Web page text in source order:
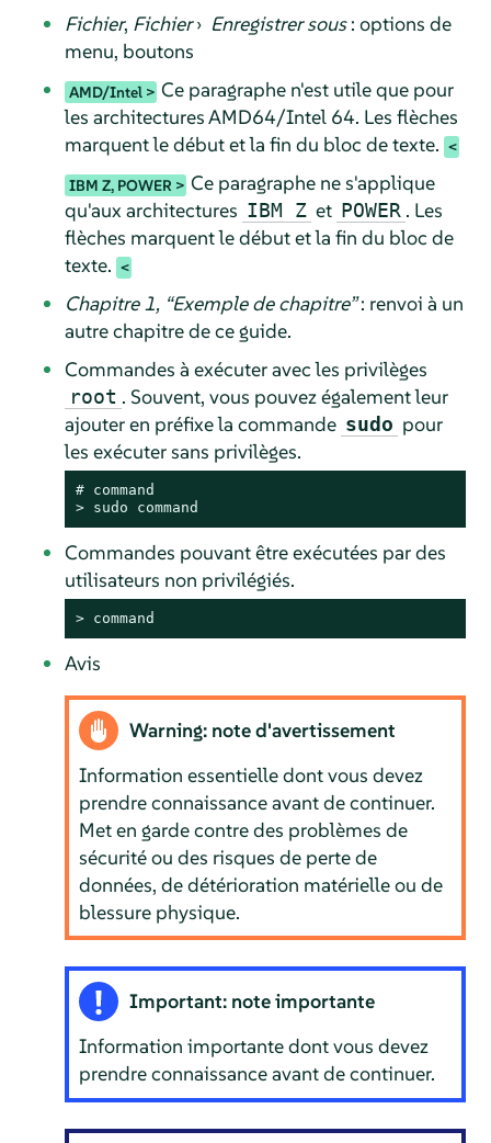
Fichier, Fichier› Enregistrer sous: options de
menu, boutons
AMD/Intel
Ce paragraphe n'est utile que pour
les architectures AMD64/Intel 64. Les flèches
marquent le début et la fin du bloc de texte.
IBM Z, POWER
Ce paragraphe ne s'applique
qu'aux architectures IBM Z et POWER . Les
flèches marquent le début et la fin du bloc de
texte.
Chapitre 1, “Exemple de chapitre”: renvoi à un
autre chapitre de ce guide.
Commandes à exécuter avec les privilèges
root . Souvent, vous pouvez également leur
ajouter en préfixe la commande sudo pour
les exécuter sans privilèges.
# command
> sudo command
Commandes pouvant être exécutées par des
utilisateurs non privilégiés.
> command
Avis
Warning: note d'avertissement
Information essentielle dont vous devez
prendre connaissance avant de continuer.
Met en garde contre des problèmes de
sécurité ou des risques de perte de
données, de détérioration matérielle ou de
blessure physique.
Important: note importante
Information importante dont vous devez
prendre connaissance avant de continuer.